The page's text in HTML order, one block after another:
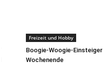
Freizeit und Hobby
Boogie-Woogie-Einsteiger
Wochenende